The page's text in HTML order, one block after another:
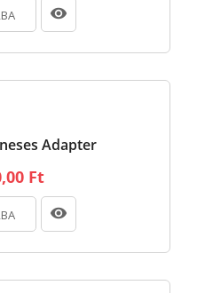
Adapter
Ft